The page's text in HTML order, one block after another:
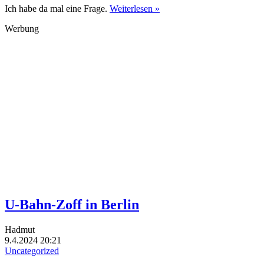
Ich habe da mal eine Frage. Weiterlesen »
Werbung
U-Bahn-Zoff in Berlin
Hadmut
9.4.2024 20:21
Uncategorized